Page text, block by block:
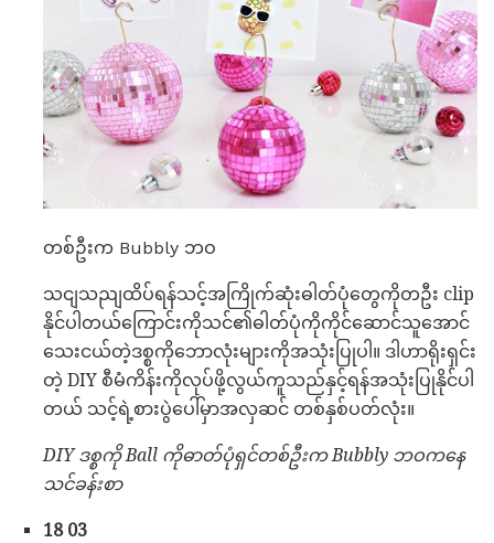
တစ်ဦးက Bubbly ဘဝ
သငျသညျထိပ်ရန်သင့်အကြိုက်ဆုံးဓါတ်ပုံတွေကိုတဦး clip
နိုင်ပါတယ်ကြောင်းကိုသင်၏ဓါတ်ပုံကိုကိုင်ဆောင်သူအောင်
သေးငယ်တဲ့ဒစ္စကိုဘောလုံးများကိုအသုံးပြုပါ။ ဒါဟာရိုးရှင်း
တဲ့ DIY စီမံကိန်းကိုလုပ်ဖို့လွယ်ကူသည်နှင့်ရန်အသုံးပြုနိုင်ပါ
တယ် သင့်ရဲ့စားပွဲပေါ်မှာအလှဆင် တစ်နှစ်ပတ်လုံး။
DIY ဒစ္စကို Ball ကိုဓာတ်ပုံရှင်တစ်ဦးက Bubbly ဘဝကနေ
သင်ခန်းစာ
18 03